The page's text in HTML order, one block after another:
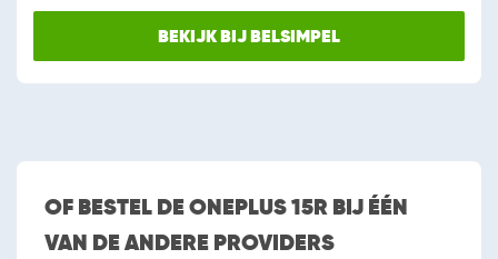
BEKIJK BIJ BELSIMPEL
OF BESTEL DE ONEPLUS 15R BIJ ÉÉN
VAN DE ANDERE PROVIDERS